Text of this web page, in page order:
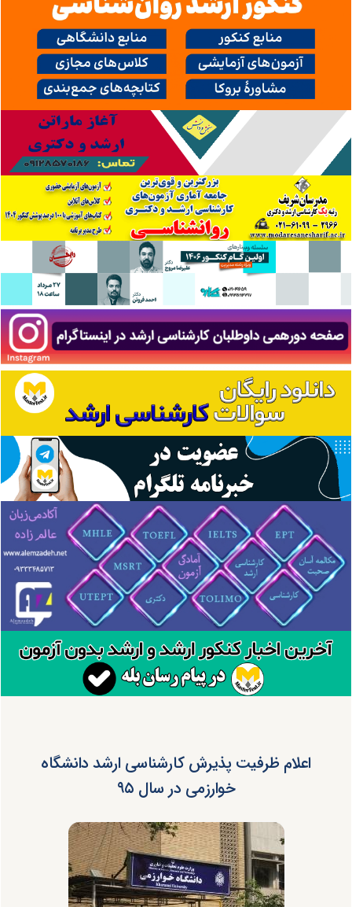
اعلام ظرفیت پذیرش کارشناسی ارشد دانشگاه
خوارزمی در سال ۹۵